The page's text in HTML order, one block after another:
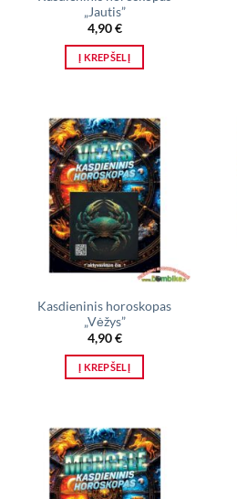
„Jautis”
4,90€
Į KREPŠELĮ
Kasdieninis horoskopas
„Vėžys”
4,90€
Į KREPŠELĮ